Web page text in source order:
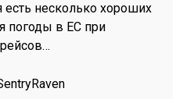
несколько хороших
погоды в ЕС при